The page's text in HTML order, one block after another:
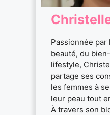
Passionnée par
beauté, du
lifestyle,
partage ses
les femmes à
leur peau tout
À travers son